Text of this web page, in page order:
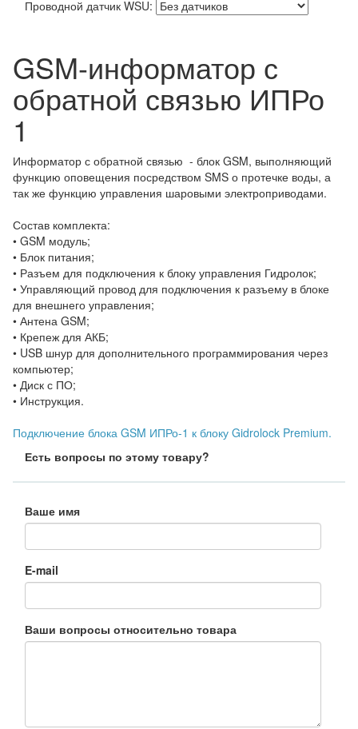
Проводной датчик WSU:
GSM-информатор с
обратной связью ИПРо
1
Информатор с обратной связью - блок GSM, выполняющий
функцию оповещения посредством SMS о протечке воды, а
так же функцию управления шаровыми электроприводами.
Состав комплекта:
• GSM модуль;
• Блок питания;
• Разъем для подключения к блоку управления Гидролок;
• Управляющий провод для подключения к разъему в блоке
для внешнего управления;
• Антена GSM;
• Крепеж для АКБ;
• USB шнур для дополнительного программирования через
компьютер;
• Диск с ПО;
• Инструкция.
Подключение блока GSM ИПРо-1 к блоку Gidrolock Premium.
Есть вопросы по этому товару?
Ваше имя
E-mail
Ваши вопросы относительно товара